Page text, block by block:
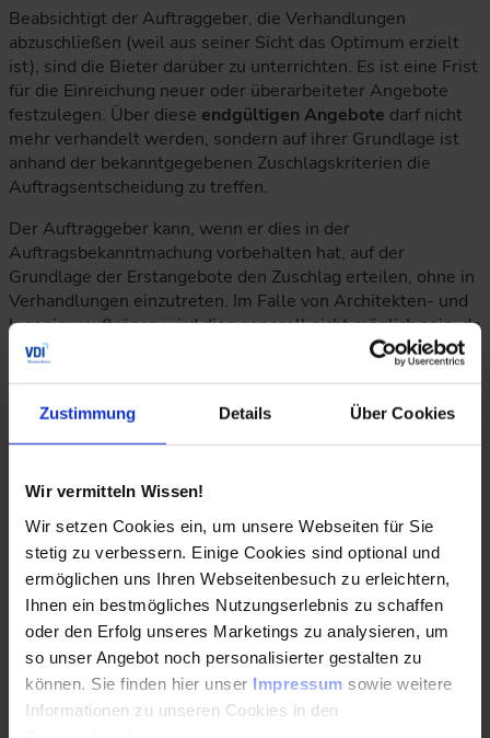
Zustimmung Details Über Cookies
Wir vermitteln Wissen!
Wir setzen Cookies ein, um unsere Webseiten für Sie
stetig zu verbessern. Einige Cookies sind optional und
ermöglichen uns Ihren Webseitenbesuch zu erleichtern,
Ihnen ein bestmögliches Nutzungserlebnis zu schaffen
oder den Erfolg unseres Marketings zu analysieren, um
so unser Angebot noch personalisierter gestalten zu
können. Sie finden hier unser Impressum sowie weitere
Informationen zu unseren Cookies in den
Beabsichtigt der Auftraggeber, die Verhandlungen
abzuschließen (weil aus seiner Sicht das Optimum erzielt
ist), sind die Bieter darüber zu unterrichten. Es ist eine Frist
für die Einreichung neuer oder überarbeiteter Angebote
festzulegen. Über diese endgültigen Angebote darf nicht
mehr verhandelt werden, sondern auf ihrer Grundlage ist
anhand der bekanntgegebenen Zuschlagskriterien die
Auftragsentscheidung zu treffen.
Der Auftraggeber kann, wenn er dies in der
Auftragsbekanntmachung vorbehalten hat, auf der
Grundlage der Erstangebote den Zuschlag erteilen, ohne in
Verhandlungen einzutreten. Im Falle von Architekten- und
Ingenieuraufträgen wird dies generell nicht möglich sein, da
ex definitione ein Zuschlag allein auf das wirtschaftlichste
Angebot nicht möglich ist. Ausnahmsweise kann eine
derartige Verfahrensweise gedacht werden, wenn aufgrund
eines Planungswettbewerbs mit den Gewinnern ein
Verhandlungsverfahren durchgeführt wird, wenn letztlich
inhaltlich im Wettbewerb ja bereits spezifiziert und
bewertet worden ist. Aber selbst das erscheint in den
meisten Fällen nicht sinnvoll.
Auch nach neuem Recht kann das Verhandlungsverfahren in
verschiedenen Phasen abgewickelt werden, um die Zahl der
Angebote zu reduzieren (§ 17 Abs. 12 VgV).
Eignung der Bewerber